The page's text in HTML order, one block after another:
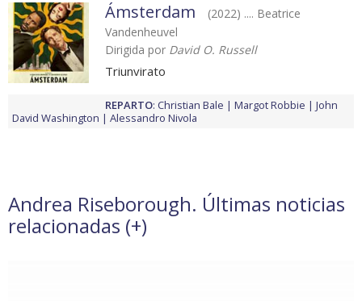
Ámsterdam
(2022) .... Beatrice
Vandenheuvel
Dirigida por David O. Russell
Triunvirato
REPARTO: Christian Bale Margot Robbie
John
David Washington
Alessandro Nivola
Andrea Riseborough. Últimas noticias
relacionadas (+)